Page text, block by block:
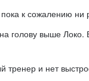
к сожалению ни
выше Локо.
и нет